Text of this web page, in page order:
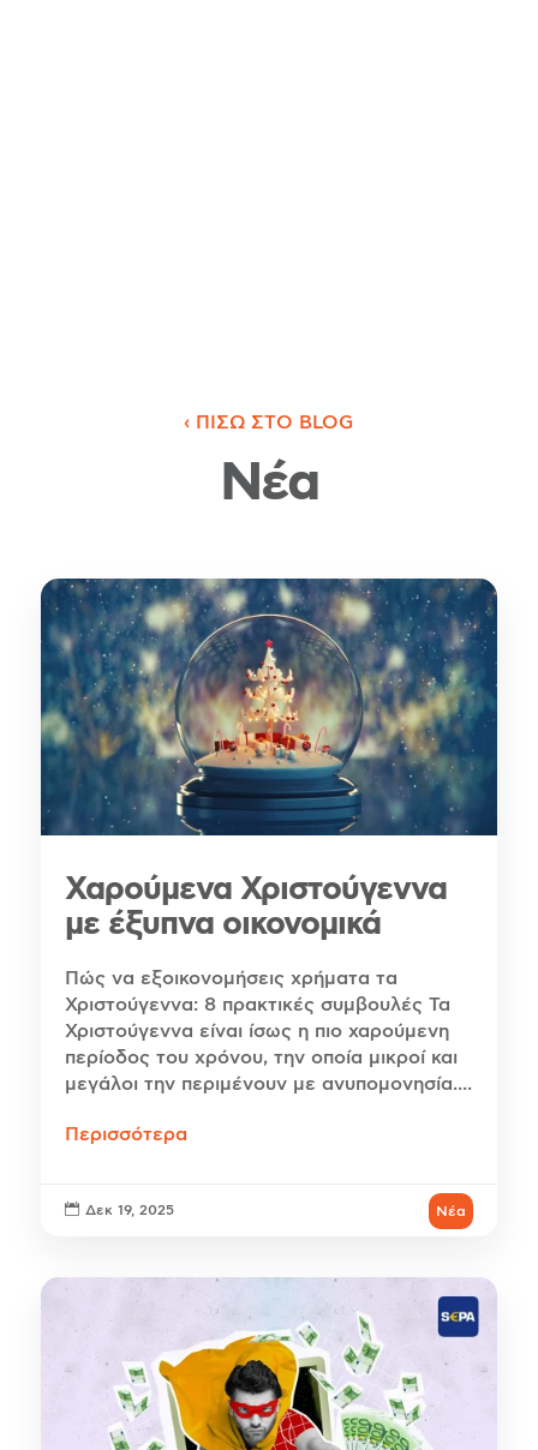
‹ ΠΊΣΩ ΣΤΟ BLOG
Νέα
Νέα
Χαρούμενα Χριστούγεννα
με έξυπνα οικονομικά
Πώς να εξοικονομήσεις χρήματα τα
Χριστούγεννα: 8 πρακτικές συμβουλές Τα
Χριστούγεννα είναι ίσως η πιο χαρούμενη
περίοδος του χρόνου, την οποία μικροί και
μεγάλοι την περιμένουν με ανυπομονησία....
Περισσότερα
 Δεκ 19, 2025